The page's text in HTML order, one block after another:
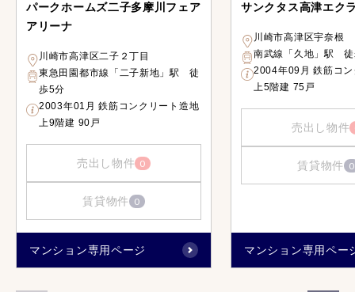
パークホームズ二子多摩川フェア
アリーナ
川崎市高津区二子２丁目
東急田園都市線「二子新地」駅 徒
歩5分
2003年01月 鉄筋コンクリート造地
上9階建 90戸
売出し物件 0
賃貸物件 0
マンション専用ページ
サンクタス高津エク
川崎市高津区宇奈根
南武線「久地」駅
2004年09月 鉄筋コ
上5階建 75戸
売出し物件
賃貸物件 0
マンション専用ペー